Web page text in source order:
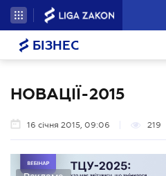
БІЗНЕС
НОВАЦІЇ-2015
16 січня 2015, 09:06 219